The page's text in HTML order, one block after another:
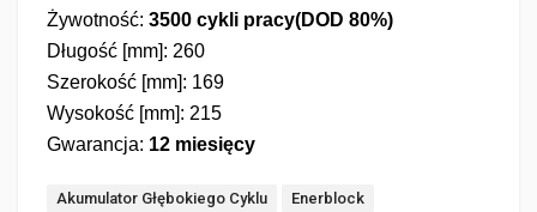
Żywotność: 3500 cykli pracy(DOD 80%)
Długość [mm]: 260
Szerokość [mm]: 169
Wysokość [mm]: 215
Gwarancja: 12 miesięcy
Tagi:
Akumulator Głębokiego Cyklu Enerblock